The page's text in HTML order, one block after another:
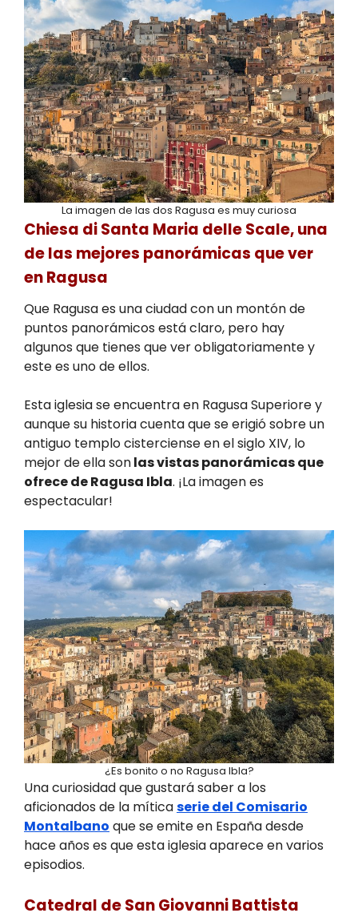
La imagen de las dos Ragusa es muy curiosa
Chiesa di Santa Maria delle Scale, una
de las mejores panorámicas que ver
en Ragusa
Que Ragusa es una ciudad con un montón de
puntos panorámicos está claro, pero hay
algunos que tienes que ver obligatoriamente y
este es uno de ellos.
Esta iglesia se encuentra en Ragusa Superiore y
aunque su historia cuenta que se erigió sobre un
antiguo templo cisterciense en el siglo XIV, lo
mejor de ella sonlas vistas panorámicas que
ofrece de Ragusa Ibla. ¡La imagen es
espectacular!
¿Es bonito o no Ragusa Ibla?
Una curiosidad que gustará saber a los
aficionados de la míticaserie del Comisario
Montalbano que se emite en España desde
hace años es que esta iglesia aparece en varios
episodios.
Catedral de San Giovanni Battista